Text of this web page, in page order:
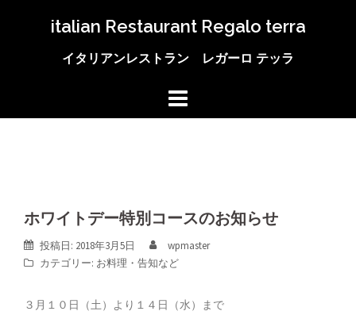
ス
italian Restaurant Regalo terra
イタリアンレストラン レガーロ テッラ
ホワイトデー特別コースのお知らせ
投稿日: 2018年3月5日
wpmaster
カテゴリー: お料理 ・ 告知など
３月１０日（土）より１４日（水）まで